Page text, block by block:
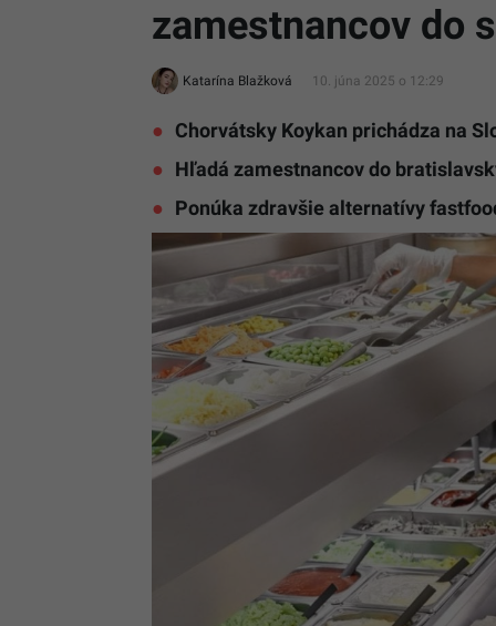
zamestnancov do
Katarína Blažková 10. júna 2025 o 12:29
Chorvátsky Koykan prichádza na
Hľadá zamestnancov do
Ponúka zdravšie alternatívy